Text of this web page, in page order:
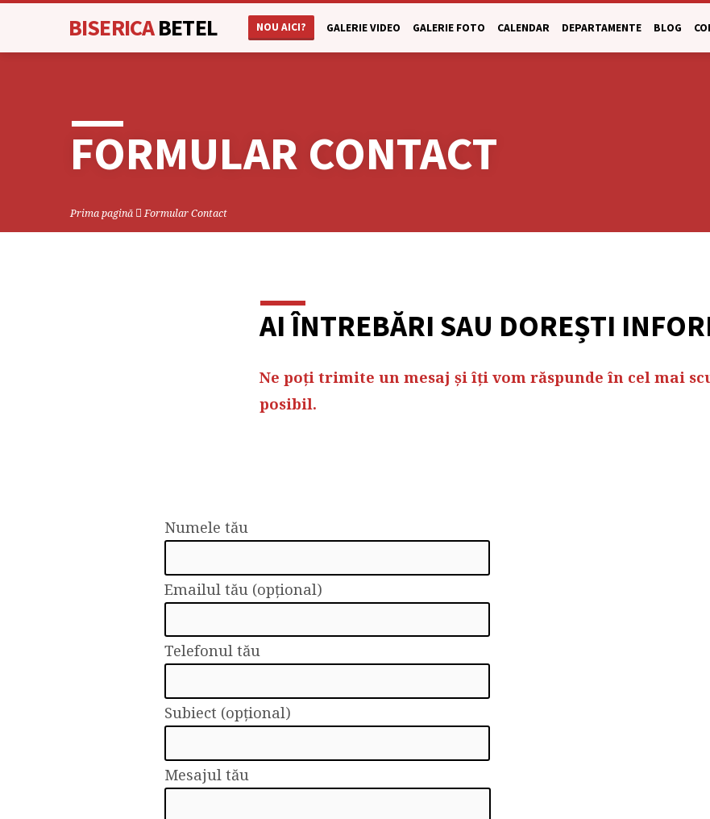
BISERICABETEL NOU AICI? GALERIE VIDEO GALERIE FOTO CALENDAR DEPARTAMENTE BLOG
FORMULAR CONTACT
Prima pagină Formular Contact
FORMULAR
CONTACT
AI ÎNTREBĂRI SAU DOREȘTI
Ne poți trimite un mesaj și îți vom răspunde în cel mai
posibil.
Numele tău
Emailul tău (opțional)
Telefonul tău
Subiect (opțional)
Mesajul tău